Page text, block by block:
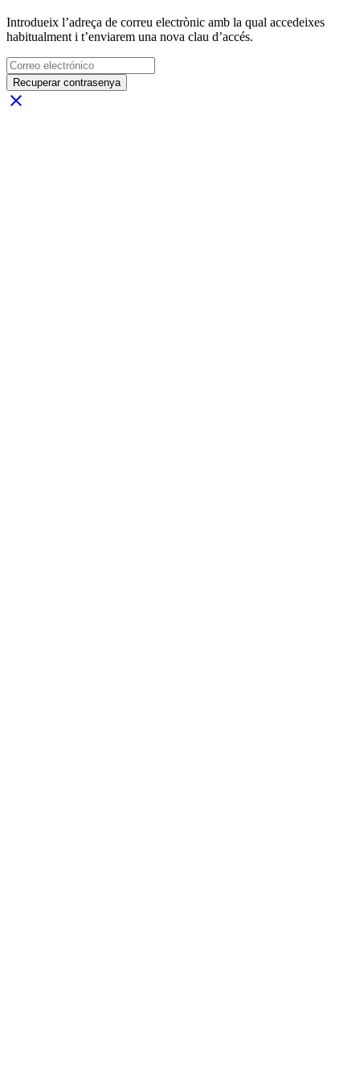
Introdueix l’adreça de correu electrònic amb la qual accedeixes
habitualment i t’enviarem una nova clau d’accés.
Recuperar contrasenya
close